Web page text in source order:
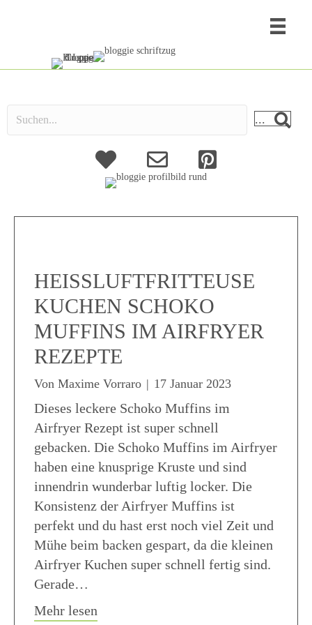
...
About Kontakt
HEISSLUFTFRITTEUSE
KUCHEN SCHOKO
MUFFINS IM AIRFRYER
REZEPTE
Von Maxime Vorraro | 17 Januar 2023
Dieses leckere Schoko Muffins im
Airfryer Rezept ist super schnell
gebacken. Die Schoko Muffins im Airfryer
haben eine knusprige Kruste und sind
innendrin wunderbar luftig locker. Die
Konsistenz der Airfryer Muffins ist
perfekt und du hast erst noch viel Zeit und
Mühe beim backen gespart, da die kleinen
Airfryer Kuchen super schnell fertig sind.
Gerade…
Mehr lesen